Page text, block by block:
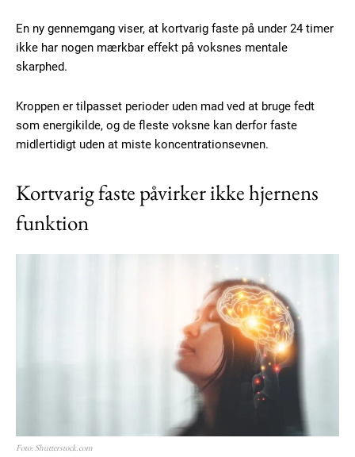
En ny gennemgang viser, at kortvarig faste på under 24 timer
ikke har nogen mærkbar effekt på voksnes mentale
skarphed.
Kroppen er tilpasset perioder uden mad ved at bruge fedt
som energikilde, og de fleste voksne kan derfor faste
midlertidigt uden at miste koncentrationsevnen.
Kortvarig faste påvirker ikke hjernens
funktion
Foto: Shutterstock.com